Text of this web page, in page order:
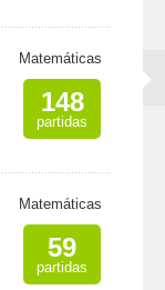
Matemáticas
148
partidas
Matemáticas
59
partidas